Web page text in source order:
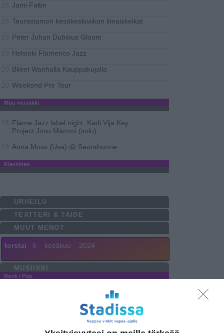
Jami Faltin
Teurastamon kesäkeskiviikon ilmaiskeikat
Peter Juhan Dubious Gloom
Helsinki Flamenco Jazz
Bileet Wanhalla Kauppakujalla
Weekend Pre Tour
Muu musiikki
Flame Jazz label night: Kadi Vija Key
Project Josu Mämmi (solo)
Anna Moss (Usa) @ Saurahuone
Klassinen
URHEILU
TEATTERI & TAIDE
MUUT MENOT
torstai 6 kesäkuu 2024
MUSIIKKI
Rock / Pop